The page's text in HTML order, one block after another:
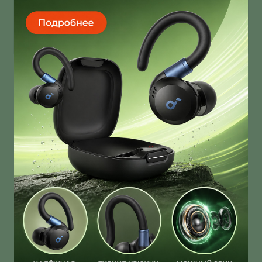
умеет звонить через спутник
Infinix Note 60 Ultra получил дизайн от Pininfarina!
И это далеко не единственная фича новинки!
О нас
Ответы на вопросы
Персональные данные
Контакты
Оплата, доставка и возврат товара
Оферта
Политика конфиденциальности